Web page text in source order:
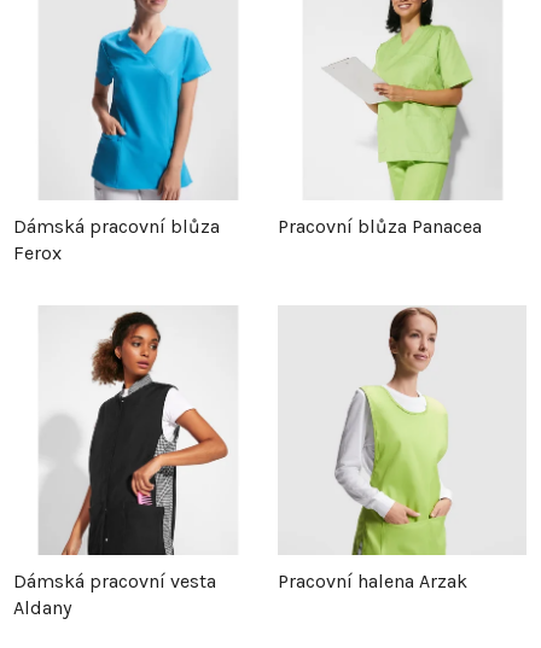
Dámská pracovní blůza
Ferox
Pracovní blůza Panacea
Dámská pracovní vesta
Aldany
Pracovní halena Arzak